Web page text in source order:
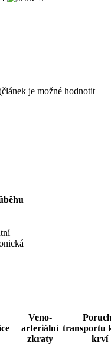
je možné hodnotit
Veno-
arteriální
zkraty
transportu
krví